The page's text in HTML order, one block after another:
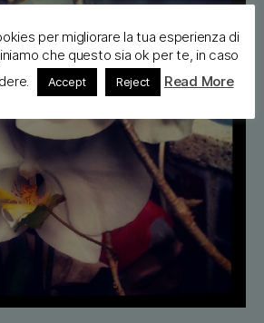
per migliorare la tua esperienza di
che questo sia ok per te, in caso
Accept Reject Read More